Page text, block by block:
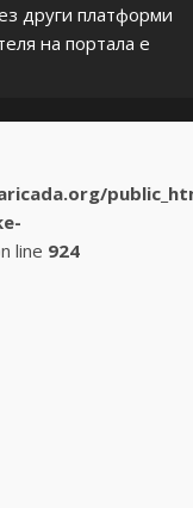
други платформи
на портала е
line 924